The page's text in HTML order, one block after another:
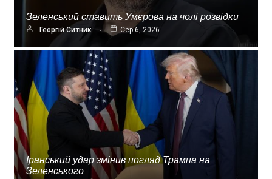
Зеленський ставить Умєрова на чолі розвідки
Георгій Ситник Сер 6, 2026
Іранський удар змінив погляд Трампа на
Зеленського